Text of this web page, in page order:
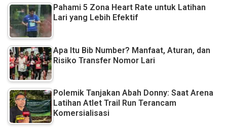
Pahami 5 Zona Heart Rate untuk Latihan
Lari yang Lebih Efektif
Apa Itu Bib Number? Manfaat, Aturan, dan
Risiko Transfer Nomor Lari
Polemik Tanjakan Abah Donny: Saat Arena
Latihan Atlet Trail Run Terancam
Komersialisasi